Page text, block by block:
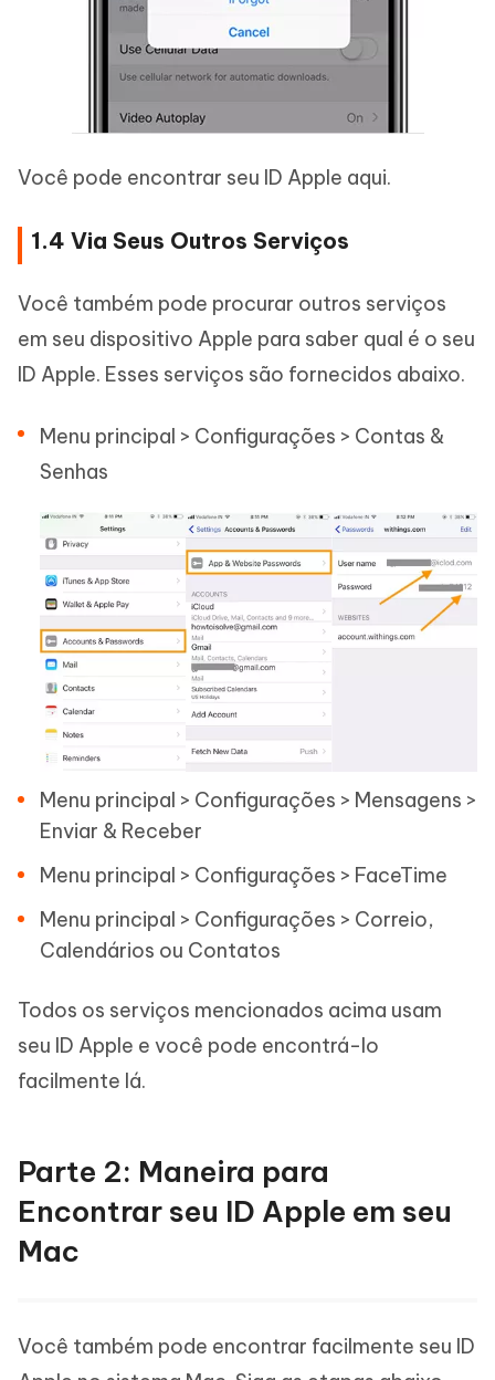
Você pode encontrar seu ID Apple aqui.
1.4 Via Seus Outros Serviços
Você também pode procurar outros serviços
em seu dispositivo Apple para saber qual é o seu
ID Apple. Esses serviços são fornecidos abaixo.
Menu principal > Configurações > Contas &
Senhas
Menu principal > Configurações > Mensagens >
Enviar & Receber
Menu principal > Configurações > FaceTime
Menu principal > Configurações > Correio,
Calendários ou Contatos
Todos os serviços mencionados acima usam
seu ID Apple e você pode encontrá-lo
facilmente lá.
Parte 2: Maneira para
Encontrar seu ID Apple em seu
Mac
Você também pode encontrar facilmente seu ID